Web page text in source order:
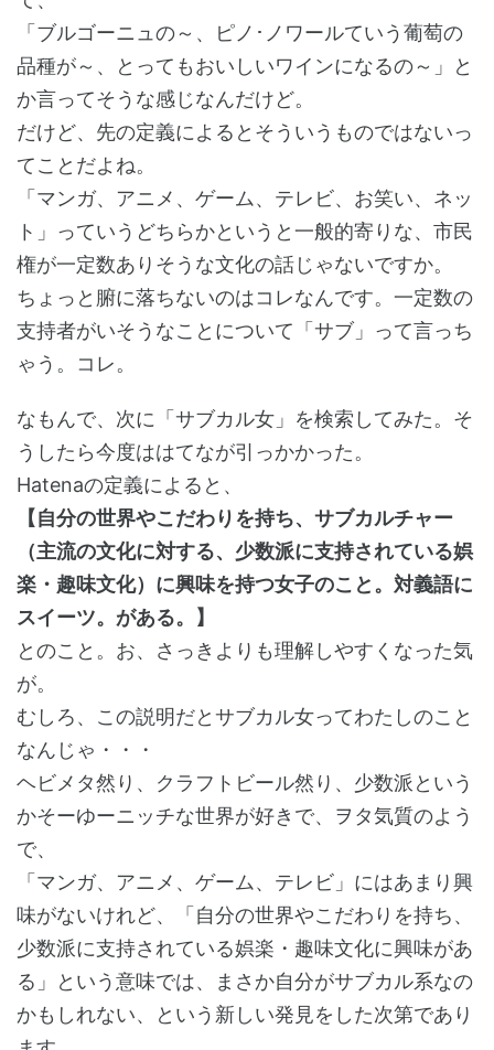
「ブルゴーニュの～、ピノ･ノワールていう葡萄の
品種が～、とってもおいしいワインになるの～」と
か言ってそうな感じなんだけど。
だけど、先の定義によるとそういうものではないっ
てことだよね。
「マンガ、アニメ、ゲーム、テレビ、お笑い、ネッ
ト」っていうどちらかというと一般的寄りな、市民
権が一定数ありそうな文化の話じゃないですか。
ちょっと腑に落ちないのはコレなんです。一定数の
支持者がいそうなことについて「サブ」って言っち
ゃう。コレ。
なもんで、次に「サブカル女」を検索してみた。そ
うしたら今度ははてなが引っかかった。
Hatenaの定義によると、
【自分の世界やこだわりを持ち、サブカルチャー
（主流の文化に対する、少数派に支持されている娯
楽・趣味文化）に興味を持つ女子のこと。対義語に
スイーツ。がある。】
とのこと。お、さっきよりも理解しやすくなった気
が。
むしろ、この説明だとサブカル女ってわたしのこと
なんじゃ・・・
ヘビメタ然り、クラフトビール然り、少数派という
かそーゆーニッチな世界が好きで、ヲタ気質のよう
で、
「マンガ、アニメ、ゲーム、テレビ」にはあまり興
味がないけれど、「自分の世界やこだわりを持ち、
少数派に支持されている娯楽・趣味文化に興味があ
る」という意味では、まさか自分がサブカル系なの
かもしれない、という新しい発見をした次第であり